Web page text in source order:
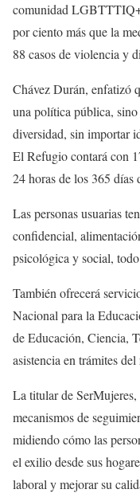
comunidad
por ciento más que la
88 casos de violencia y
Chávez Durán, enfatizó
una política pública,
diversidad, sin importar
El Refugio contará con
24 horas de los 365 días
Las personas usuarias
confidencial,
psicológica y social,
También ofrecerá
Nacional para la
de Educación, Ciencia,
asistencia en trámites
La titular de SerMujeres,
mecanismos de
midiendo cómo las
el exilio desde sus
laboral y mejorar su